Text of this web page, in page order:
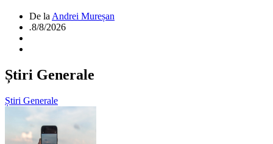
De la Andrei Mureșan
.8/8/2026
Știri Generale
Știri Generale